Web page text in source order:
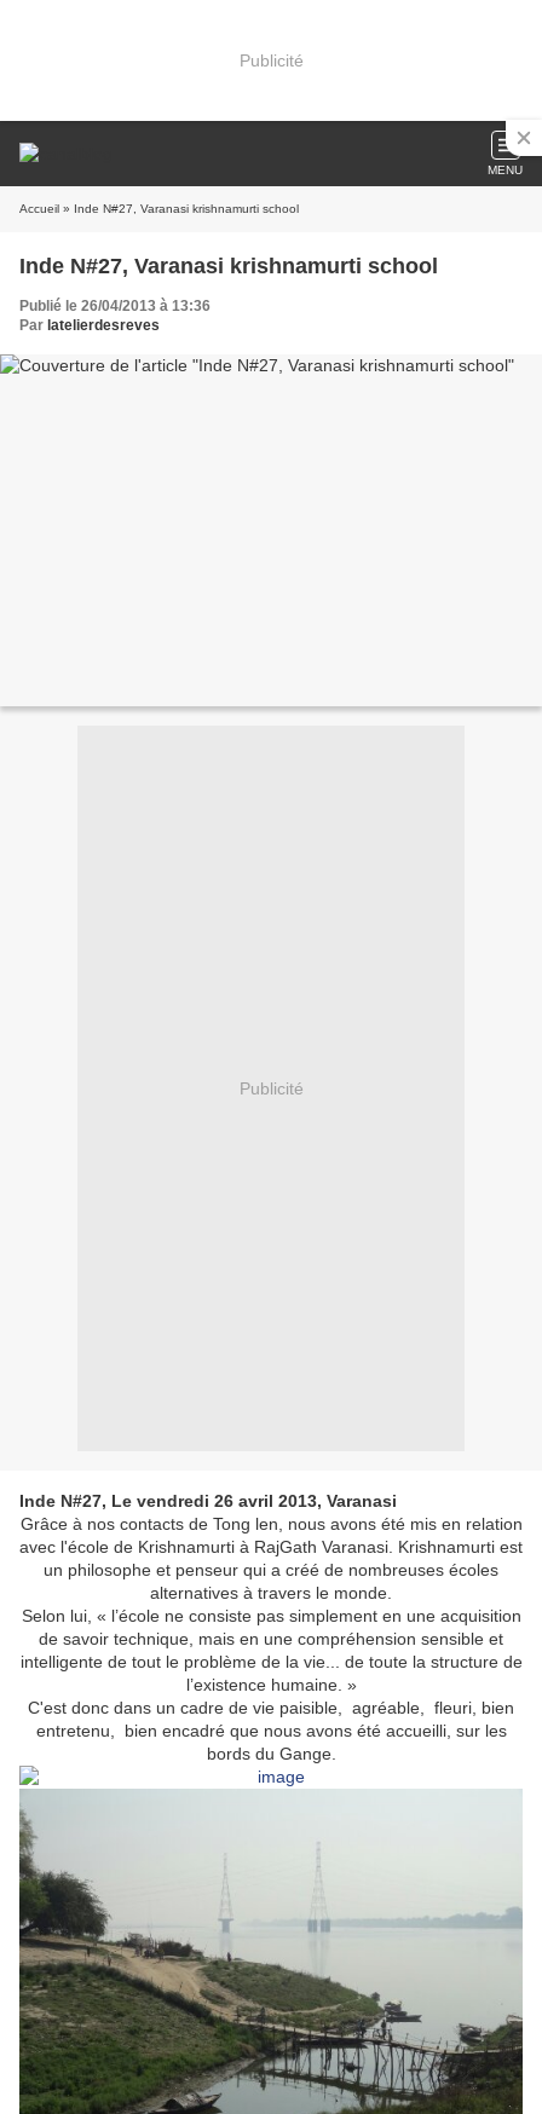
Publicité
MENU
Accueil » Inde N#27, Varanasi krishnamurti school
Inde N#27, Varanasi krishnamurti school
Publié le 26/04/2013 à 13:36
Par latelierdesreves
Publicité
Inde N#27, Le vendredi 26 avril 2013, Varanasi
Grâce à nos contacts de Tong len, nous avons été mis en relation
avec l'école de Krishnamurti à RajGath Varanasi. Krishnamurti est
un philosophe et penseur qui a créé de nombreuses écoles
alternatives à travers le monde.
Selon lui, « l’école ne consiste pas simplement en une acquisition
de savoir technique, mais en une compréhension sensible et
intelligente de tout le problème de la vie... de toute la structure de
l’existence humaine. »
C'est donc dans un cadre de vie paisible, agréable, fleuri, bien
entretenu, bien encadré que nous avons été accueilli, sur les
bords du Gange.